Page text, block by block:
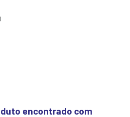
encontrado com